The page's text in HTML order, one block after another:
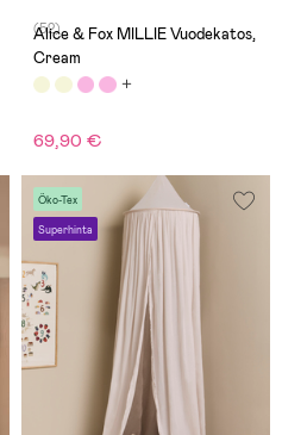
(52)
Alice & Fox MILLIE Vuodekatos,
Cream
69,90 €
Öko-Tex
Superhinta